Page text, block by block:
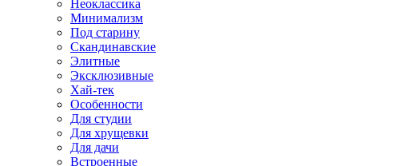
Неоклассика
Минимализм
Под старину
Скандинавские
Элитные
Эксклюзивные
Хай-тек
Особенности
Для студии
Для хрущевки
Для дачи
Встроенные